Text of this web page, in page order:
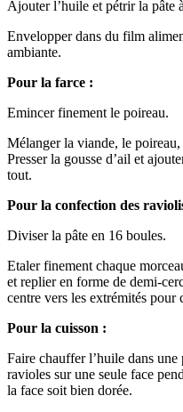
Ajouter l’huile et pétrir la pâte
Envelopper dans du film
ambiante.
Pour la farce :
Emincer finement le poireau.
Mélanger la viande, le poireau,
Presser la gousse d’ail et
tout.
Pour la confection des
Diviser la pâte en 16 boules.
Etaler finement chaque
et replier en forme de demi-
centre vers les extrémités pour
Pour la cuisson :
Faire chauffer l’huile dans
ravioles sur une seule face
la face soit bien dorée.